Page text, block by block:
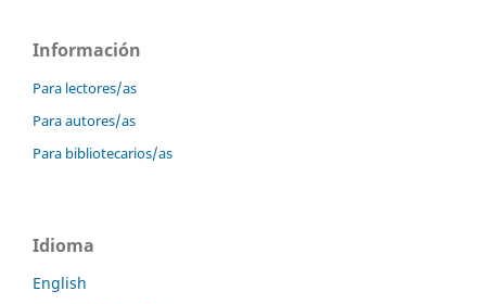
Información
Para lectores/as
Para autores/as
Para bibliotecarios/as
Idioma
English